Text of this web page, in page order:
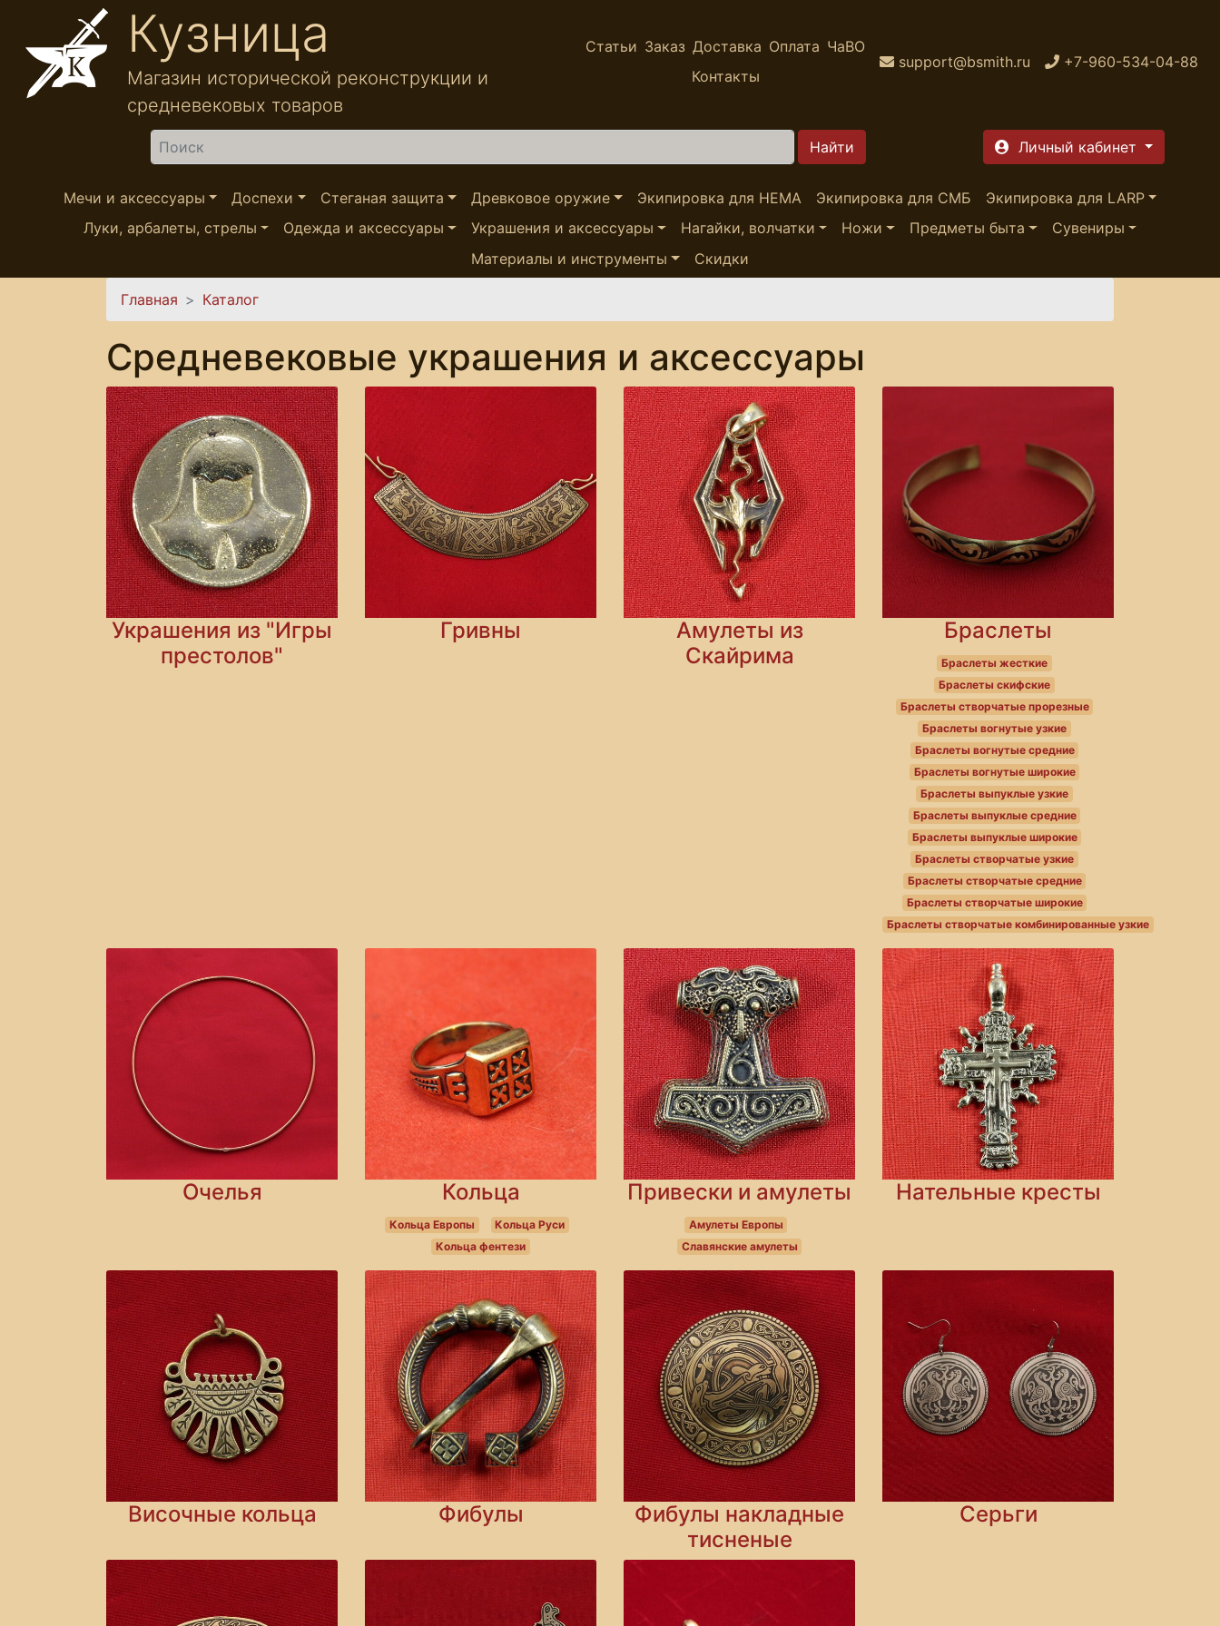
Перейти к основному содержанию
Кузница
Магазин исторической реконструкции и
средневековых товаров
Статьи Заказ Доставка Оплата ЧаВО
Контакты
support@bsmith.ru +7-960-534-04-88
Найти Личный кабинет
Мечи и аксессуары Доспехи Стеганая защита Древковое оружие Экипировка для HEMA Экипировка для СМБ
Экипировка для LARP
Луки, арбалеты, стрелы
Одежда и аксессуары Украшения и аксессуары Нагайки, волчатки Ножи Предметы быта
Сувениры
Материалы и инструменты
Скидки
Вы здесь
Главная Каталог
Средневековые украшения и аксессуары
Украшения из "Игры
престолов"
Гривны
Амулеты из
Скайрима
Браслеты
Браслеты жесткие
Браслеты скифские
Браслеты створчатые прорезные
Браслеты вогнутые узкие
Браслеты вогнутые средние
Браслеты вогнутые широкие
Браслеты выпуклые узкие
Браслеты выпуклые средние
Браслеты выпуклые широкие
Браслеты створчатые узкие
Браслеты створчатые средние
Браслеты створчатые широкие
Браслеты створчатые комбинированные узкие
Очелья Кольца
Кольца Европы
Кольца Руси
Кольца фентези
Привески и амулеты
Амулеты Европы
Славянские амулеты
Нательные кресты
Височные кольца Фибулы
Фибулы накладные
тисненые
Серьги